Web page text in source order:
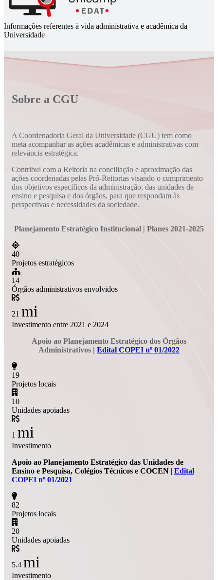
Informações referentes à vida administrativa e acadêmica da
Universidade
Sobre a CGU
A Coordenadoria Geral da Universidade (CGU) tem como
meta acompanhar as ações acadêmicas e administrativas com
relevância estratégica.
Contribui com a Reitoria na conciliação e aproximação das
ações coordenadas pelas Pró-Reitorias visando o cumprimento
dos objetivos específicos da administração, das unidades de
ensino e pesquisa e dos órgãos, para que respondam às
perspectivas e necessidades da sociedade.
Planejamento Estratégico Institucional | Planes 2021-2025
40
Projetos estratégicos
14
Órgãos administrativos envolvidos
21 mi
Investimento entre 2021 e 2024
Apoio ao Planejamento Estratégico dos Órgãos
Administrativos | Edital COPEI nº 01/2022
19
Projetos locais
10
Unidades apoiadas
1 mi
Investimento
Apoio ao Planejamento Estratégico das Unidades de
Ensino e Pesquisa, Colégios Técnicos e COCEN | Edital
COPEI nº 01/2021
82
Projetos locais
20
Unidades apoiadas
5.4 mi
Investimento